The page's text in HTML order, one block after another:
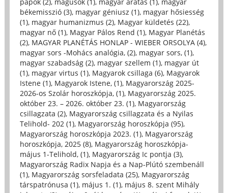
békemisszió (3), magyar géniusz (1), magyar hősiesség
(1), magyar humanizmus (2), Magyar küldetés (22),
magyar nő (1), Magyar Pálos Rend (1), Magyar Planétás
(2), MAGYAR PLANÉTÁS HONLAP - WIEBER ORSOLYA (4),
magyar sors -Mohács analógia, (2), magyar sors, (1),
magyar szabadság (2), magyar szellem (1), magyar út
(1), magyar virtus (1), Magyarok csillaga (6), Magyarok
Istene (1), Magyarok Istene, (1), Magyarország 2025-
2026-os Szolár horoszkópja, (1), Magyarország 2025.
október 23. – 2026. október 23. (1), Magyarország
csillagzata (2), Magyarország csillagzata és a Nyilas
Telihold- 202 (1), Magyarország horoszkópja (95),
Magyarország horoszkópja 2023. (1), Magyarország
horoszkópja, 2025 (8), Magyarország horoszkópja-
május 1-Telihold, (1), Magyarország Ic pontja (3),
Magyarország Radix Napja és a Nap-Plútó szembenáll
(1), Magyarország sorsfeladata (25), Magyarország
társpatrónusa (1), május 1. (1), május 8. szent Mihály